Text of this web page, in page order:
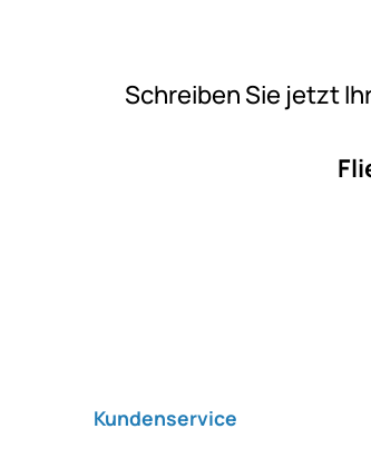
Schreiben Sie jetzt
Kundenservice